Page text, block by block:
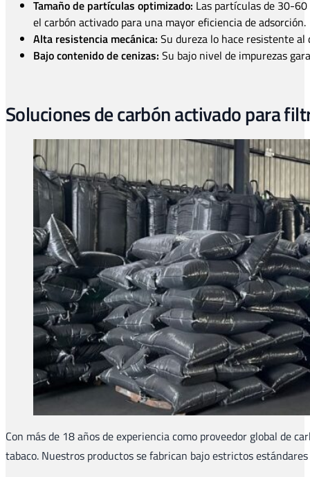
Tamaño de partículas optimizado: Las partículas de 30-
el carbón activado para una mayor eficiencia de adsorción.
Alta resistencia mecánica: Su dureza lo hace resistente
Bajo contenido de cenizas: Su bajo nivel de impurezas
Soluciones de carbón activado para
Con más de 18 años de experiencia como proveedor global de
tabaco. Nuestros productos se fabrican bajo estrictos